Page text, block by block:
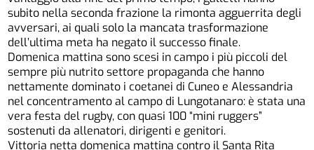
subito nella seconda frazione la rimonta agguerrita degli
avversari, ai quali solo la mancata trasformazione
dell’ultima meta ha negato il successo finale.
Domenica mattina sono scesi in campo i più piccoli del
sempre più nutrito settore propaganda che hanno
nettamente dominato i coetanei di Cuneo e Alessandria
nel concentramento al campo di Lungotanaro: è stata una
vera festa del rugby, con quasi 100 “mini ruggers”
sostenuti da allenatori, dirigenti e genitori.
Vittoria netta domenica mattina contro il Santa Rita